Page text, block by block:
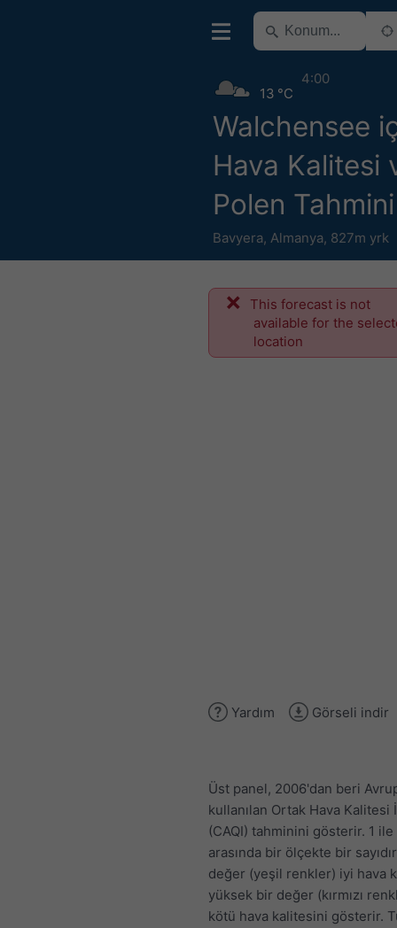
Walchensee
Hava Kalitesi
Polen Tahmini
Bavyera, Almanya, 827m yrk
13 °C
4:00
This forecast is not
available for the
location
Yardım Görseli indir
Üst panel, 2006'dan beri
kullanılan Ortak Hava Kalitesi
(CAQI) tahminini gösterir. 1 ile
arasında bir ölçekte bir
değer (yeşil renkler) iyi hava
yüksek bir değer (kırmızı
kötü hava kalitesini gösterir.